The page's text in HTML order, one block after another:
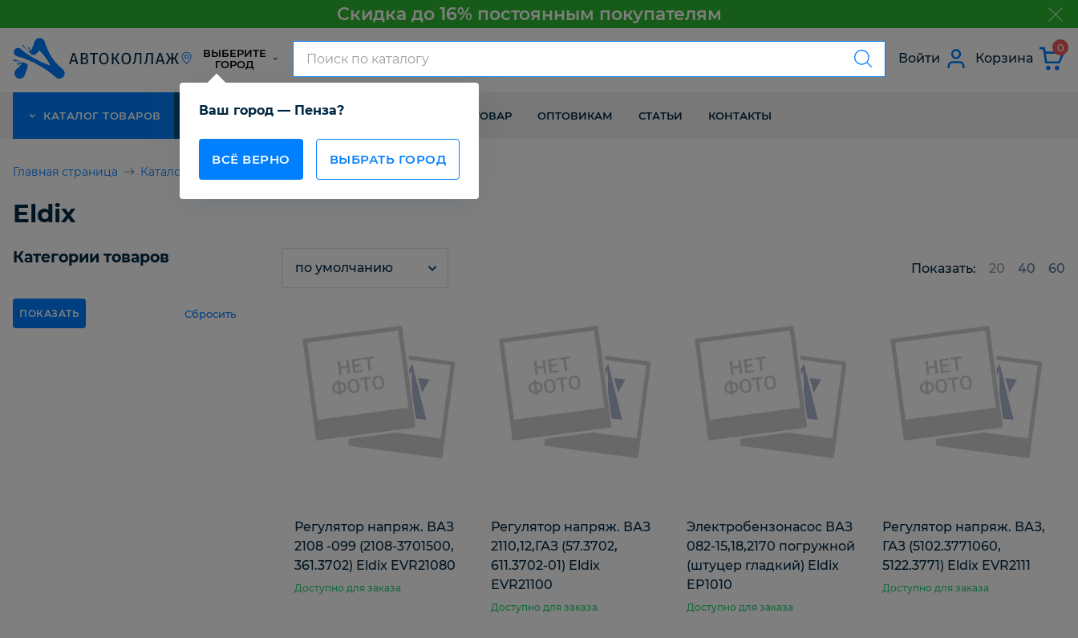
Скидка до 16% постоянным покупателям
ВЫБЕРИТЕ
ГОРОД
Ваш город — Пенза?
ВСЁ ВЕРНО ВЫБРАТЬ ГОРОД
Войти Корзина
0
КАТАЛОГ ТОВАРОВ АКЦИЯ О КОМПАНИИ КАК ПОЛУЧИТЬ ТОВАР ОПТОВИКАМ СТАТЬИ КОНТАКТЫ
Главная страница Каталог товаров
Eldix
Категории товаров
ПОКАЗАТЬ Сбросить
Показать: 20 40 60
Регулятор напряж. ВАЗ
2108 -099 (2108-3701500,
361.3702) Eldix EVR21080
Доступно для заказа
Регулятор напряж. ВАЗ
2110,12,ГАЗ (57.3702,
611.3702-01) Eldix
EVR21100
Доступно для заказа
Электробензонасос ВАЗ
082-15,18,2170 погружной
(штуцер гладкий) Eldix
EP1010
Доступно для заказа
Регулятор напряж. ВАЗ,
ГАЗ (5102.3771060,
5122.3771) Eldix EVR2111
Доступно для заказа